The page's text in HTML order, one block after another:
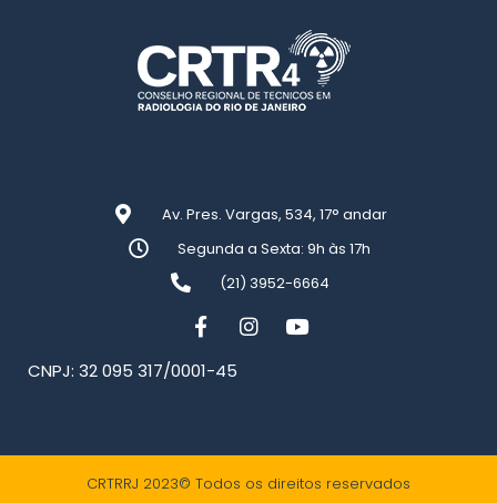
Av. Pres. Vargas, 534, 17° andar
Segunda a Sexta: 9h às 17h
(21) 3952-6664
CNPJ: 32 095 317/0001-45
CRTRRJ 2023© Todos os direitos reservados